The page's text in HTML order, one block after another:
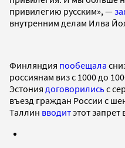
привилегию русским», —
внутренним делам Илва
Финляндия пообещала
россиянам виз с 1000 до
Эстония договорилисьс
въезд граждан России с
Таллин вводитэтот запрет